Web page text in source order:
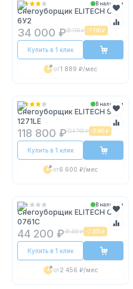
В наличии
Снегоуборщик ELITECH СМ
6У2
34 000 ₽35 700 ₽ -1 700 ₽
Купить в 1 клик
от1 889 ₽/мес
В наличии
Снегоуборщик ELITECH ST
1271LE
118 800 ₽124 700 ₽ -5 900 ₽
Купить в 1 клик
от6 600 ₽/мес
В наличии
Снегоуборщик ELITECH СМ
0761С
44 200 ₽46 400 ₽ -2 200 ₽
Купить в 1 клик
от2 456 ₽/мес